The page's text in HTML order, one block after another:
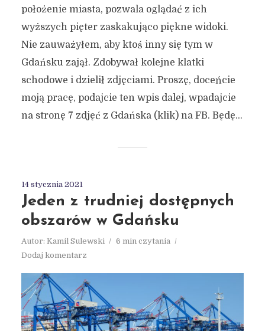
położenie miasta, pozwala oglądać z ich
wyższych pięter zaskakująco piękne widoki.
Nie zauważyłem, aby ktoś inny się tym w
Gdańsku zajął. Zdobywał kolejne klatki
schodowe i dzielił zdjęciami. Proszę, doceńcie
moją pracę, podajcie ten wpis dalej, wpadajcie
na stronę 7 zdjęć z Gdańska (klik) na FB. Będę...
14 stycznia 2021
Jeden z trudniej dostępnych
obszarów w Gdańsku
Autor: Kamil Sulewski
6 min czytania
Dodaj komentarz